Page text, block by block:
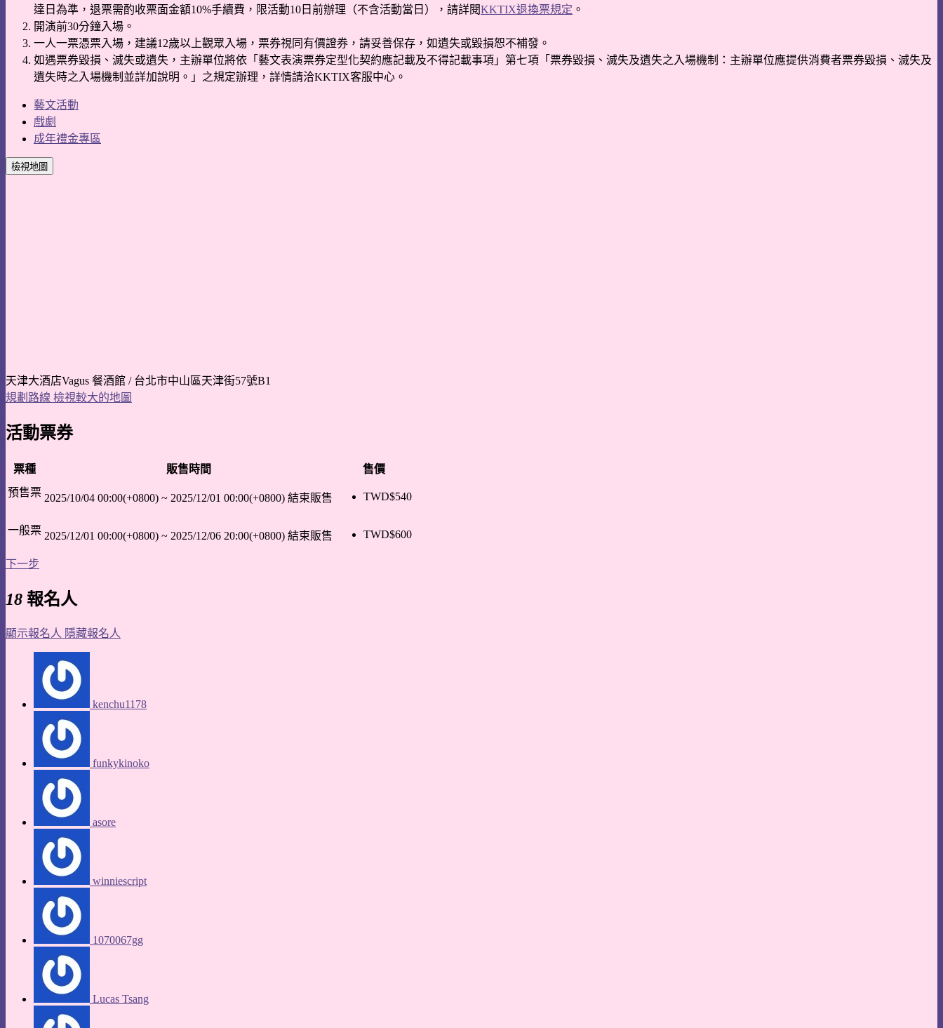
達日為準，退票需酌收票面金額10%手續費，限活動10日前辦理（不含活動當日），請詳閱KKTIX退換票規定 。
開演前30分鐘入場。
一人一票憑票入場，建議12歲以上觀眾入場，票券視同有價證券，請妥善保存，如遺失或毀損恕不補發。
如遇票券毀損、滅失或遺失，主辦單位將依「藝文表演票券定型化契約應記載及不得記載事項」第七項「票券毀損、滅失及遺失之入場機制：主辦單位應提供消費者票券毀損、滅失及
遺失時之入場機制並詳加說明。」之規定辦理，詳情請洽KKTIX客服中心。
藝文活動
戲劇
成年禮金專區
檢視地圖
天津大酒店Vagus 餐酒館 / 台北市中山區天津街57號B1
規劃路線 檢視較大的地圖
活動票券
票種 販售時間
售價
預售票 2025/10/04 00:00(+0800) ~ 2025/12/01 00:00(+0800) 結束販售 TWD$540
一般票 2025/12/01 00:00(+0800) ~ 2025/12/06 20:00(+0800) 結束販售 TWD$600
下一步
18 報名人
顯示報名人 隱藏報名人
kenchu1178
funkykinoko
asore
winniescript
1070067gg
Lucas Tsang